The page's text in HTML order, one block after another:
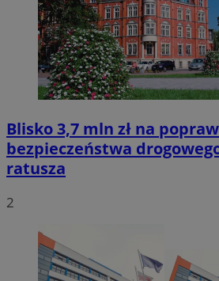
Blisko 3,7 mln zł na
bezpieczeństwa
ratusza
2